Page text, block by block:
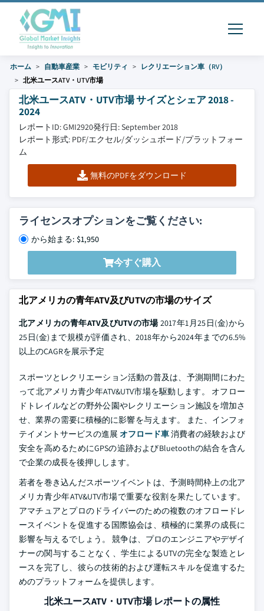
ホーム 自動車産業 モビリティ
レクリエーション車（RV）
北米ユースATV・UTV市場
北米ユースATV・UTV市場 サイズとシェア 2018 -
2024
レポートID: GMI2920発行日: September 2018
レポート形式: PDF/エクセル/ダッシュボード/プラットフォー
ム
無料のPDFをダウンロード
ライセンスオプションをご覧ください:
から始まる: $1,950
今すぐ購入
北アメリカの青年ATV及びUTVの市場のサイズ
北アメリカの青年ATV及びUTVの市場2017年1月25日(金)から
25日(金)まで規模が評価され、2018年から2024年までの6.5%
以上のCAGRを展示予定
スポーツとレクリエーション活動の普及は、予測期間にわた
って北アメリカ青少年ATV&UTV市場を駆動します。 オフロー
ドトレイルなどの野外公園やレクリエーション施設を増加さ
せ、業界の需要に積極的に影響を与えます。 また、インフォ
テイメントサービスの進展 オフロード車消費者の経験および
安全を高めるためにGPSの追跡およびBluetoothの結合を含ん
で企業の成長を後押しします。
若者を巻き込んだスポーツイベントは、予測時間枠上の北ア
メリカ青少年ATV&UTV市場で重要な役割を果たしています。
アマチュアとプロのドライバーのための複数のオフロードレ
ースイベントを促進する国際協会は、積極的に業界の成長に
影響を与えるでしょう。 競争は、プロのエンジニアやデザイ
ナーの関与することなく、学生によるUTVの完全な製造とレ
ースを完了し、彼らの技術的および運転スキルを促進するた
めのプラットフォームを提供します。
北米ユースATV・UTV市場 レポートの属性